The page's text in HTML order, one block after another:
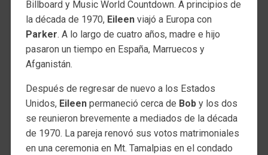
Billboard y Music World Countdown. A principios de
la década de 1970, Eileenviajó a Europa con
Parker. A lo largo de cuatro años, madre e hijo
pasaron un tiempo en España, Marruecos y
Afganistán.
Después de regresar de nuevo a los Estados
Unidos, Eileenpermaneció cerca de Bob y los dos
se reunieron brevemente a mediados de la década
de 1970. La pareja renovó sus votos matrimoniales
en una ceremonia en Mt. Tamalpias en el condado